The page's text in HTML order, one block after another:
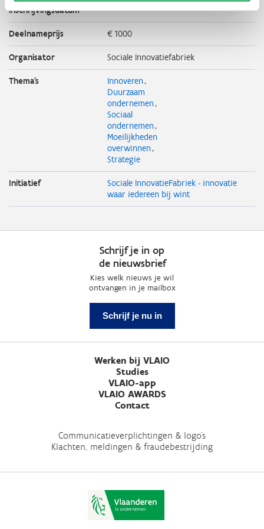
inschrijvingsdatum
Deelnameprijs € 1000
Organisator Sociale Innovatiefabriek
Thema's
Innoveren
Duurzaam
ondernemen
Sociaal
ondernemen
Moeilijkheden
overwinnen
Strategie
Initiatief
Sociale InnovatieFabriek - innovatie
waar iedereen bij wint
Schrijf je in op
de nieuwsbrief
Kies welk nieuws je wil
ontvangen in je mailbox
Schrijf je nu in
Werken bij VLAIO
Studies
VLAIO-app
VLAIO AWARDS
Contact
Communicatieverplichtingen & logo's
Klachten, meldingen & fraudebestrijding